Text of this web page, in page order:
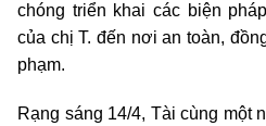
chóng triển khai các biện
của chị T. đến nơi an toàn,
phạm.
Rạng sáng 14/4, Tài cùng một